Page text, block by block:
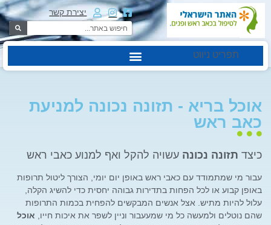
יצירת קשר
תפריט ניווט
אוכל בריא - תזונה נכונה למניעת
כאב ראש
כיצד תזונה נכונה עשויה להקל ואף למנוע כאבי ראש
עבור מי שמתמודד עם כאבי ראש באופן יום יומי, הצורך ליטול תרופות
באופן קבוע או לכל הפחות בתדירות גבוהה יחסית כדי להשיג הקלה,
עלול להיות מתיש. אצל אנשים המבקשים להפחית בכמות התרופות
שהם נוטלים ולמעשה כל מי שמעעבור וניין לשפר את איכות חייו, אוכל